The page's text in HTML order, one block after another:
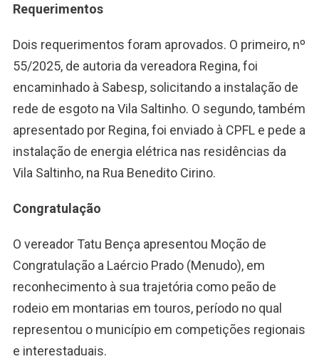
Requerimentos
Dois requerimentos foram aprovados. O primeiro, nº
55/2025, de autoria da vereadora Regina, foi
encaminhado à Sabesp, solicitando a instalação de
rede de esgoto na Vila Saltinho. O segundo, também
apresentado por Regina, foi enviado à CPFL e pede a
instalação de energia elétrica nas residências da
Vila Saltinho, na Rua Benedito Cirino.
Congratulação
O vereador Tatu Bença apresentou Moção de
Congratulação a Laércio Prado (Menudo), em
reconhecimento à sua trajetória como peão de
rodeio em montarias em touros, período no qual
representou o município em competições regionais
e interestaduais.